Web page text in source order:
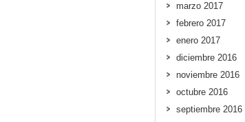
marzo 2017
febrero 2017
enero 2017
diciembre 2016
noviembre 2016
octubre 2016
septiembre 2016